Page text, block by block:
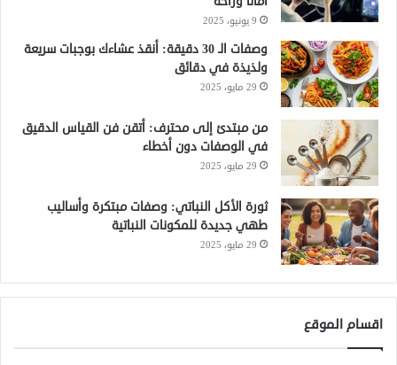
9 يونيو، 2025
وصفات الـ 30 دقيقة: أنقذ عشاءك بوجبات سريعة
ولذيذة في دقائق
29 مايو، 2025
من مبتدئ إلى محترف: أتقن فن القياس الدقيق
في الوصفات دون أخطاء
29 مايو، 2025
ثورة الأكل النباتي: وصفات مبتكرة وأساليب
طهي جديدة للمكونات النباتية
29 مايو، 2025
اقسام الموقع